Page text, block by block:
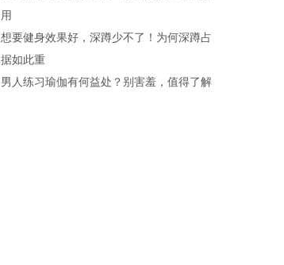
用
想要健身效果好，深蹲少不了！为何深蹲占
据如此重
男人练习瑜伽有何益处？别害羞，值得了解